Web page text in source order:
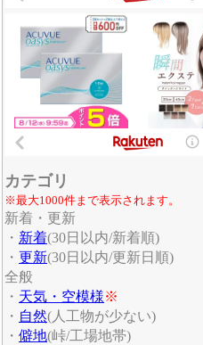
カテゴリ
※最大1000件まで表示されます。
新着・更新
・ 新着(30日以内/新着順)
・ 更新(30日以内/更新日順)
全般
・ 天気・空模様※
・ 自然(人工物が少ない)
・ 僻地(峠/工場地帯)